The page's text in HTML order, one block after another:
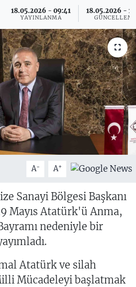
18.05.2026 - 09:41
YAYINLANMA
18.05.2026 -
A- A+
Sanayi Bölgesi Başkanı
Mayıs Atatürk'ü Anma,
nedeniyle bir
Atatürk ve silah
Mücadeleyi başlatmak